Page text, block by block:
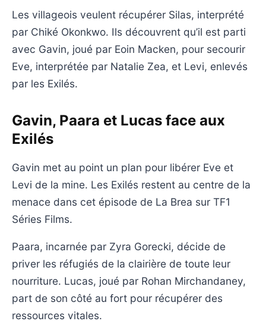
Les villageois veulent récupérer Silas, interprété
par Chiké Okonkwo. Ils découvrent qu’il est parti
avec Gavin, joué par Eoin Macken, pour secourir
Eve, interprétée par Natalie Zea, et Levi, enlevés
par les Exilés.
Gavin, Paara et Lucas face aux
Exilés
Gavin met au point un plan pour libérer Eve et
Levi de la mine. Les Exilés restent au centre de la
menace dans cet épisode de La Brea sur TF1
Séries Films.
Paara, incarnée par Zyra Gorecki, décide de
priver les réfugiés de la clairière de toute leur
nourriture. Lucas, joué par Rohan Mirchandaney,
part de son côté au fort pour récupérer des
ressources vitales.